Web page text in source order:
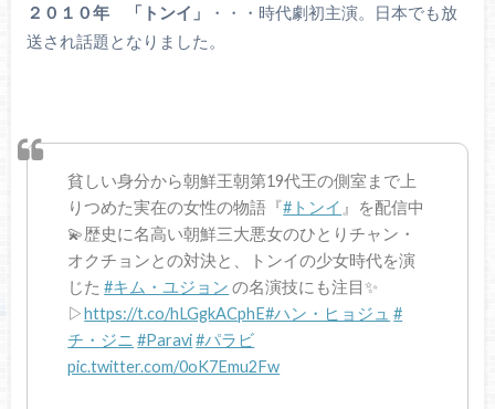
２０１０年 「トンイ」
・・・時代劇初主演。日本でも放
送され話題となりました。
貧しい身分から朝鮮王朝第19代王の側室まで上
りつめた実在の女性の物語『#トンイ 』を配信中
💫歴史に名高い朝鮮三大悪女のひとりチャン・
オクチョンとの対決と、トンイの少女時代を演
じた#キム・ユジョン の名演技にも注目✨
▷https://t.co/hLGgkACphE#ハン・ヒョジュ #
チ・ジニ #Paravi#パラビ
pic.twitter.com/0oK7Emu2Fw